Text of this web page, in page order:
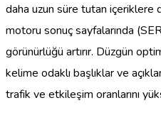
daha uzun süre tutan içeriklere
motoru sonuç sayfalarında
görünürlüğü artırır. Düzgün
kelime odaklı başlıklar ve
trafik ve etkileşim oranlarını